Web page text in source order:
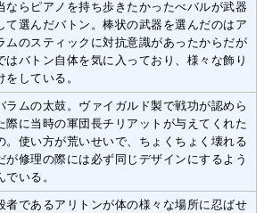
ならピアノを持ち歩きたかったべバルが武器
て選んだバトン。棒状の武器を選んだのはア
ムのスティックに対抗意識があったからだが
はバトン自体を気に入っており、様々な飾り
をしている。
ラムの太鼓。ヴァイガルド製で戦功が認めら
際に当時の軍団長チリアットが与えてくれた
。使い方が荒いせいで、ちょくちょく壊れる
が修理の際には必ず同じデザインにするよう
でいる。
者であるアリトンが体の様々な場所に忍ばせ